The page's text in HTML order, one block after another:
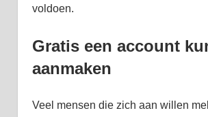
voldoen.
Gratis een account
aanmaken
Veel mensen die zich aan willen